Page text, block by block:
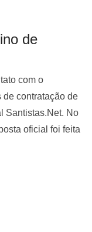
de
com o
de contratação de
Santistas.Net. No
oficial foi feita